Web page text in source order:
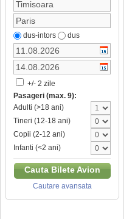
dus-intors dus
+/- 2 zile
Pasageri (max. 9):
Adulti (>18 ani)
Tineri (12-18 ani)
Copii (2-12 ani)
Infanti (<2 ani)
Cauta Bilete Avion
Cautare avansata